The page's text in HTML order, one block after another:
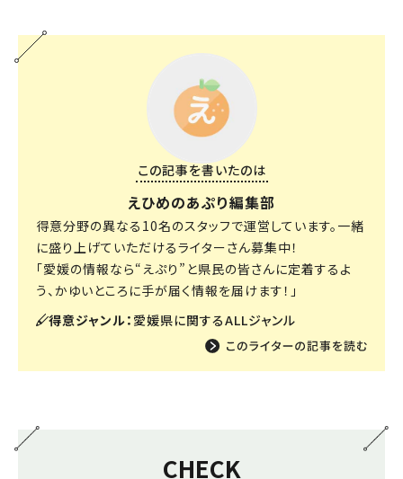
この記事を書いたのは
えひめのあぷり編集部
得意分野の異なる10名のスタッフで運営しています。一緒
に盛り上げていただけるライターさん募集中！
「愛媛の情報なら“えぷり”と県民の皆さんに定着するよ
う、かゆいところに手が届く情報を届けます！」
得意ジャンル： 愛媛県に関するALLジャンル
CHECK